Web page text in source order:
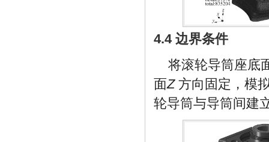
4.4 边界条件
将滚轮导筒座底
面Z方向固定，模
轮导筒与导筒间建